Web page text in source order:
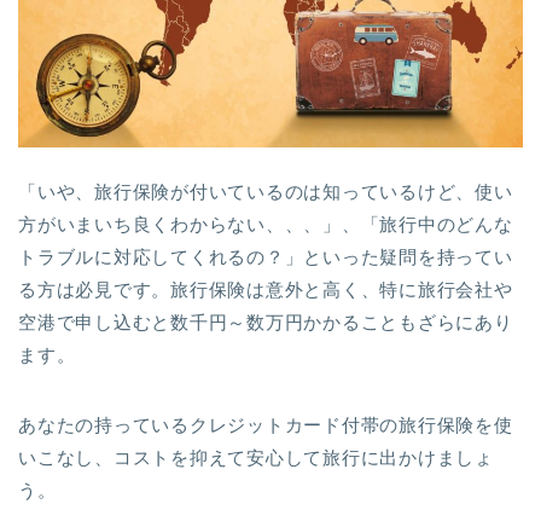
「いや、旅行保険が付いているのは知っているけど、使い
方がいまいち良くわからない、、、」、「旅行中のどんな
トラブルに対応してくれるの？」といった疑問を持ってい
る方は必見です。旅行保険は意外と高く、特に旅行会社や
空港で申し込むと数千円～数万円かかることもざらにあり
ます。
あなたの持っているクレジットカード付帯の旅行保険を使
いこなし、コストを抑えて安心して旅行に出かけましょ
う。